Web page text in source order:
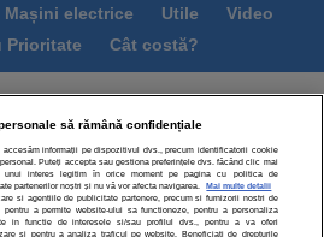
Mașini electrice Utile
Video
Prioritate
Cât costă?
Politica de confidentialitate
Echipa editorială
Contact
Setările
să rămână confidențiale
informații pe dispozitivul dvs., precum identificatorii cookie
Puteți accepta sau gestiona preferințele dvs. făcând clic mai
interes legitim în orice moment pe pagina cu politica de
partenerilor noștri și nu vă vor afecta navigarea.
Mai multe detalii
si agentiile de publicitate partenere, precum si furnizorii nostri de
a permite website-ului sa functioneze, pentru a personaliza
in functie de interesele si/sau profilul dvs., pentru a va oferi
si pentru a analiza traficul pe website. Beneficiati de drepturile